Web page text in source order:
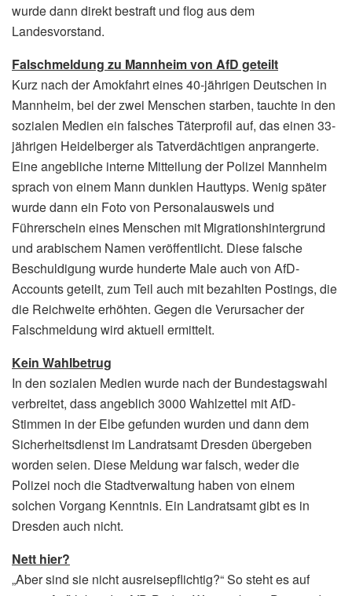
wurde dann direkt bestraft und flog aus dem
Landesvorstand.
Falschmeldung zu Mannheim von AfD geteilt
Kurz nach der Amokfahrt eines 40-jährigen Deutschen in
Mannheim, bei der zwei Menschen starben, tauchte in den
sozialen Medien ein falsches Täterprofil auf, das einen 33-
jährigen Heidelberger als Tatverdächtigen anprangerte.
Eine angebliche interne Mitteilung der Polizei Mannheim
sprach von einem Mann dunklen Hauttyps. Wenig später
wurde dann ein Foto von Personalausweis und
Führerschein eines Menschen mit Migrationshintergrund
und arabischem Namen veröffentlicht. Diese falsche
Beschuldigung wurde hunderte Male auch von AfD-
Accounts geteilt, zum Teil auch mit bezahlten Postings, die
die Reichweite erhöhten. Gegen die Verursacher der
Falschmeldung wird aktuell ermittelt.
Kein Wahlbetrug
In den sozialen Medien wurde nach der Bundestagswahl
verbreitet, dass angeblich 3000 Wahlzettel mit AfD-
Stimmen in der Elbe gefunden wurden und dann dem
Sicherheitsdienst im Landratsamt Dresden übergeben
worden seien. Diese Meldung war falsch, weder die
Polizei noch die Stadtverwaltung haben von einem
solchen Vorgang Kenntnis. Ein Landratsamt gibt es in
Dresden auch nicht.
Nett hier?
„Aber sind sie nicht ausreisepflichtig?“ So steht es auf